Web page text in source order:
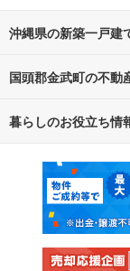
沖縄県の新築一戸建
路線・駅から探す
通勤・通学時間か
国頭郡金武町の不動
不動産・住宅
新築マンション
新築一戸建て
注文住宅
暮らしのお役立ち情
マンションカタロ